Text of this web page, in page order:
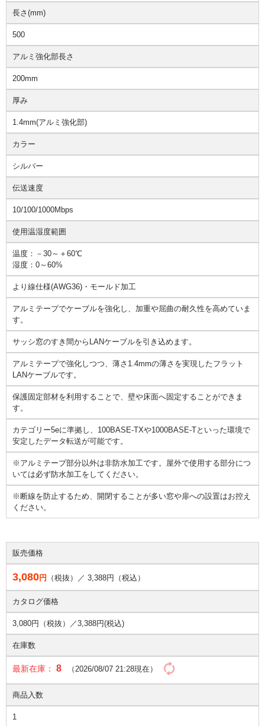
長さ(mm)
500
アルミ強化部長さ
200mm
厚み
1.4mm(アルミ強化部)
カラー
シルバー
伝送速度
10/100/1000Mbps
使用温湿度範囲
温度：－30～＋60℃
湿度：0～60%
より線仕様(AWG36)・モールド加工
アルミテープでケーブルを強化し、加重や屈曲の耐久性を高めていま
す。
サッシ窓のすき間からLANケーブルを引き込めます。
アルミテープで強化しつつ、薄さ1.4mmの薄さを実現したフラット
LANケーブルです。
保護固定部材を利用することで、壁や床面へ固定することができま
す。
カテゴリー5eに準拠し、100BASE-TXや1000BASE-Tといった環境で
安定したデータ転送が可能です。
※アルミテープ部分以外は非防水加工です。屋外で使用する部分につ
いては必ず防水加工をしてください。
※断線を防止するため、開閉することが多い窓や扉への設置はお控え
ください。
販売価格
3,080円 （税抜）／ 3,388円（税込）
カタログ価格
3,080円（税抜）／3,388円(税込)
在庫数
最新在庫： 8 （2026/08/07 21:28現在）
商品入数
1